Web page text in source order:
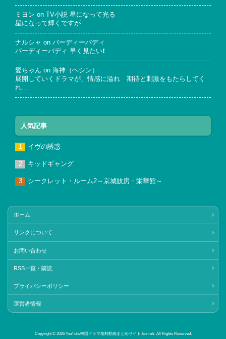
ミヨン on
TV小説 星になって光る
星になって輝くですが…
ナルシャ on バーディーバディ
バーディーバディ 早く見たい❗
愛ちゃん on 海神（ヘシン）
展開していくドラマが、情感に溢れ 期待と刺激をもたらしてく
れ…
人気記事
イヴの誘惑
キッドギャング
シークレット・ルーム2～京城妓房・栄華館～
ホーム
リンクについて
お問い合わせ
RSS一覧・購読
プライバシーポリシー
運営者情報
Copyright © 2026 YouTube韓国ドラマ無料動画まとめサイト‐kumoh‐ All Rights Reserved.